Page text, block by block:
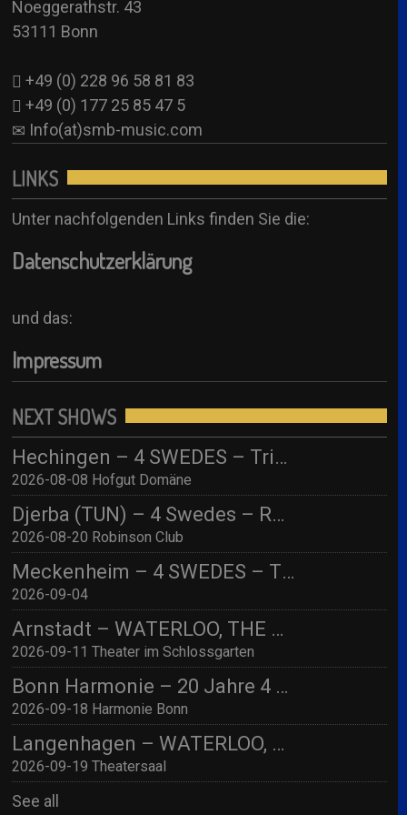
See all
Noeggerathstr. 43
53111 Bonn
+49 (0) 228 96 58 81 83
+49 (0) 177 25 85 47 5
Info(at)smb-music.com
LINKS
Unter nachfolgenden Links finden Sie die:
Datenschutzerklärung
und das:
Impressum
NEXT SHOWS
Hechingen – 4 SWEDES – Tribute to ABBA/ Hofgut Domäne
2026-08-08 Hofgut Domäne
Djerba (TUN) – 4 Swedes – Robinson Djerba Bahia
2026-08-20 Robinson Club
Meckenheim – 4 SWEDES – TBA
2026-09-04
Arnstadt – WATERLOO, THE ABBA SHOW (by 4 Swedes – A Tribute To Abba) mit Streichquartett
2026-09-11 Theater im Schlossgarten
Bonn Harmonie – 20 Jahre 4 SWEDES – A Tribute to Abba / Jubiläumskonzert!
2026-09-18 Harmonie Bonn
Langenhagen – WATERLOO, THE ABBA SHOW (by 4 Swedes – A Tribute To Abba) mit Streichquartett
2026-09-19 Theatersaal
See all